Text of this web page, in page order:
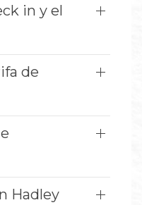
in y el
de
Hadley